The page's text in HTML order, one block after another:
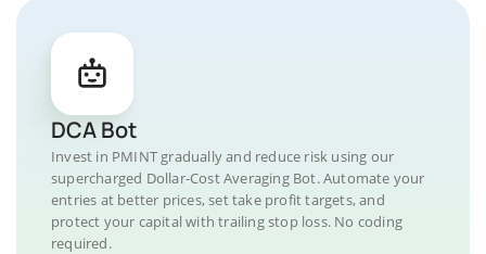
DCA Bot
Invest in PMINT gradually and reduce risk using our
supercharged Dollar-Cost Averaging Bot. Automate your
entries at better prices, set take profit targets, and
protect your capital with trailing stop loss. No coding
required.